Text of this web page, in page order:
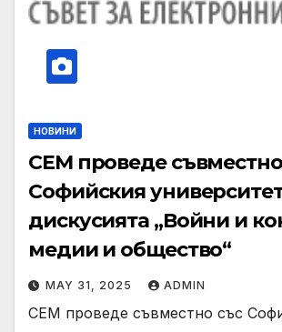
НОВИНИ
СЕМ проведе
Софийския
дискусията „Войни и
медии и общество“
MAY 31, 2025 ADMIN
СЕМ проведе съвместно със